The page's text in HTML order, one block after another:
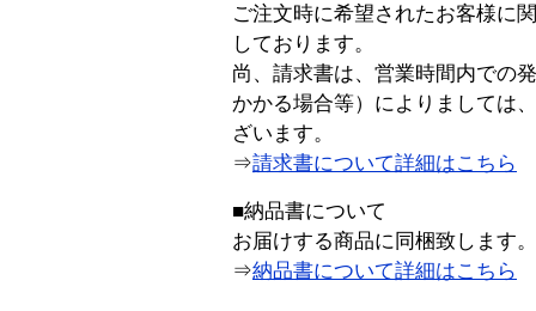
ご注文時に希望されたお客様に
しております。
尚、請求書は、営業時間内での
かかる場合等）によりましては
ざいます。
⇒請求書について詳細はこちら
■納品書について
お届けする商品に同梱致します。
⇒納品書について詳細はこちら